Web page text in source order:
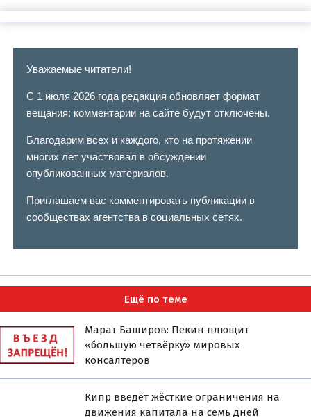
Уважаемые читатели!
С 1 июля 2026 года редакция обновляет формат
вещания: комментарии на сайте будут отключены.
Благодарим всех и каждого, кто на протяжении
многих лет участвовал в обсуждении
опубликованных материалов.
Приглашаем вас комментировать публикации в
сообществах агентства в социальных сетях.
Ещё по теме
Марат Баширов: Пекин плющит
«большую четвёрку» мировых
консалтеров
Кипр введёт жёсткие ограничения на
движения капитала на семь дней